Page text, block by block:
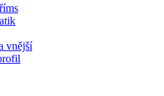
vnější